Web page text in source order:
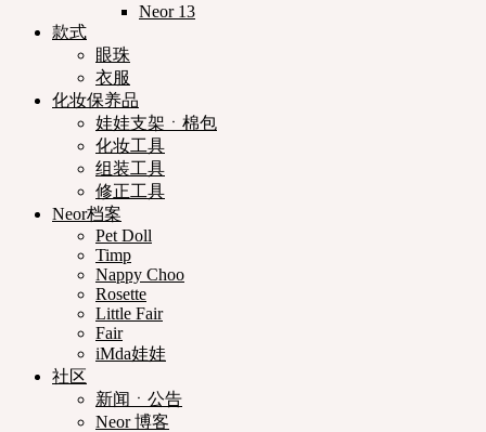
Neor 13
款式
眼珠
衣服
化妆保养品
娃娃支架ㆍ棉包
化妆工具
组装工具
修正工具
Neor档案
Pet Doll
Timp
Nappy Choo
Rosette
Little Fair
Fair
iMda娃娃
社区
新闻ㆍ公告
Neor 博客